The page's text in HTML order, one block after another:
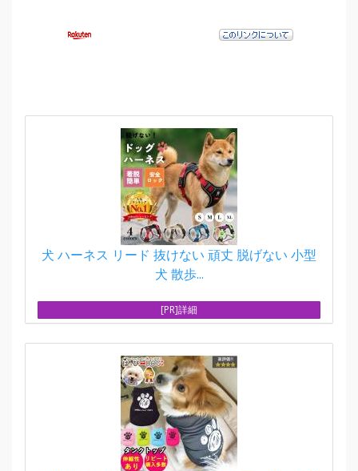
犬 ハーネス リード 抜けない 頑丈 脱げない 小型
犬 散歩...
[PR]詳細